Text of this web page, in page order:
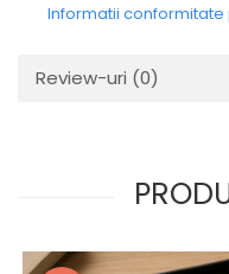
Informatii conformitate
Review-uri (0)